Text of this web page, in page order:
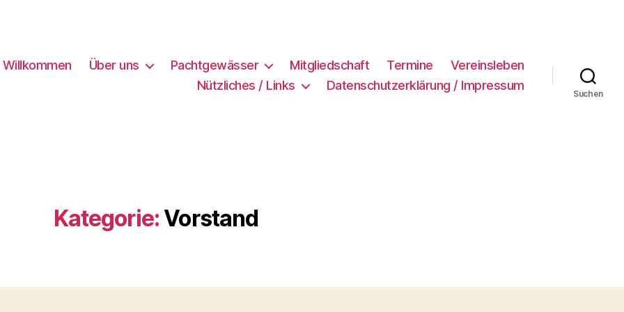
Willkommen Über uns Pachtgewässer Mitgliedschaft Termine
Vereinsleben
Nützliches / Links
Datenschutzerklärung / Impressum
Suchen
Kategorie: Vorstand